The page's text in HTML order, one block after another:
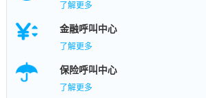
了解更多
金融呼叫中心
了解更多
保险呼叫中心
了解更多